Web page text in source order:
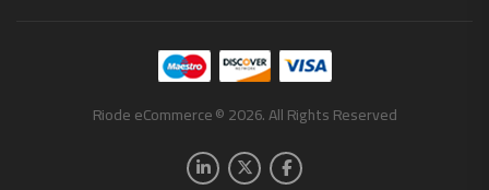
Riode eCommerce © 2026. All Rights Reserved